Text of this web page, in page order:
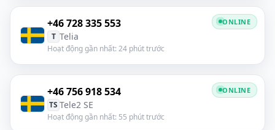
+46 728 335 553
T Telia
Hoạt động gần nhất: 24 phút trước
ONLINE
+46 756 918 534
TS Tele2 SE
Hoạt động gần nhất: 55 phút trước
ONLINE